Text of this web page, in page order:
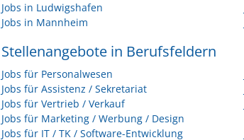
Jobs in Ludwigshafen
Jobs in Mannheim
Stellenangebote in Berufsfeldern
Jobs für Personalwesen
Jobs für Assistenz / Sekretariat
Jobs für Vertrieb / Verkauf
Jobs für Marketing / Werbung / Design
Jobs für IT / TK / Software-Entwicklung